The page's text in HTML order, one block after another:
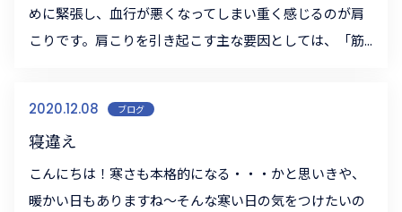
めに緊張し、血行が悪くなってしまい重く感じるのが肩
こりです。肩こりを引き起こす主な要因としては、「筋...
2020.12.08 ブログ
寝違え
こんにちは！寒さも本格的になる・・・かと思いきや、
暖かい日もありますね～そんな寒い日の気をつけたいの